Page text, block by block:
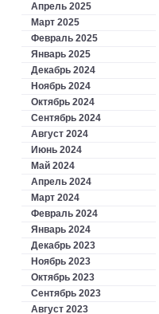
Апрель 2025
Март 2025
Февраль 2025
Январь 2025
Декабрь 2024
Ноябрь 2024
Октябрь 2024
Сентябрь 2024
Август 2024
Июнь 2024
Май 2024
Апрель 2024
Март 2024
Февраль 2024
Январь 2024
Декабрь 2023
Ноябрь 2023
Октябрь 2023
Сентябрь 2023
Август 2023